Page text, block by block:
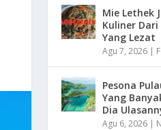
Mie Lethek
Kuliner
Yang Lezat
Agu 7, 2026 |
Pesona
Yang
Dia
Agu 6, 2026 |